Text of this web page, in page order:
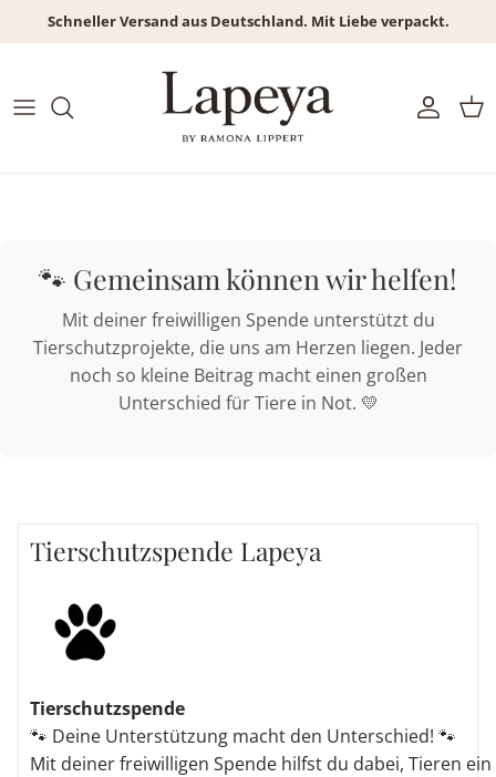
Direkt
zum
Schneller Versand aus Deutschland. Mit Liebe verpackt.
Dirndl
Röcke/ Kleider
Dirndl
Hemden/Westen/Jacken
Damen Sale
🐾 Gemeinsam können wir helfen!
Mit deiner freiwilligen Spende unterstützt du
Tierschutzprojekte, die uns am Herzen liegen. Jeder
noch so kleine Beitrag macht einen großen
Unterschied für Tiere in Not. 💛
Tierschutzspende Lapeya
Tierschutzspende
🐾 Deine Unterstützung macht den Unterschied! 🐾
Mit deiner freiwilligen Spende hilfst du dabei, Tieren ein